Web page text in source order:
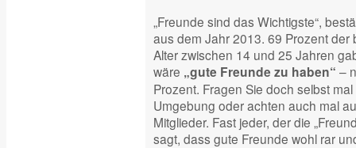
„Freunde sind das Wichtigste“,
aus dem Jahr 2013. 69 Prozent
Alter zwischen 14 und 25 Jahren
wäre „gute Freunde zu haben“ –
Prozent. Fragen Sie doch selbst
Umgebung oder achten auch mal
Mitglieder. Fast jeder, der die
sagt, dass gute Freunde wohl rar